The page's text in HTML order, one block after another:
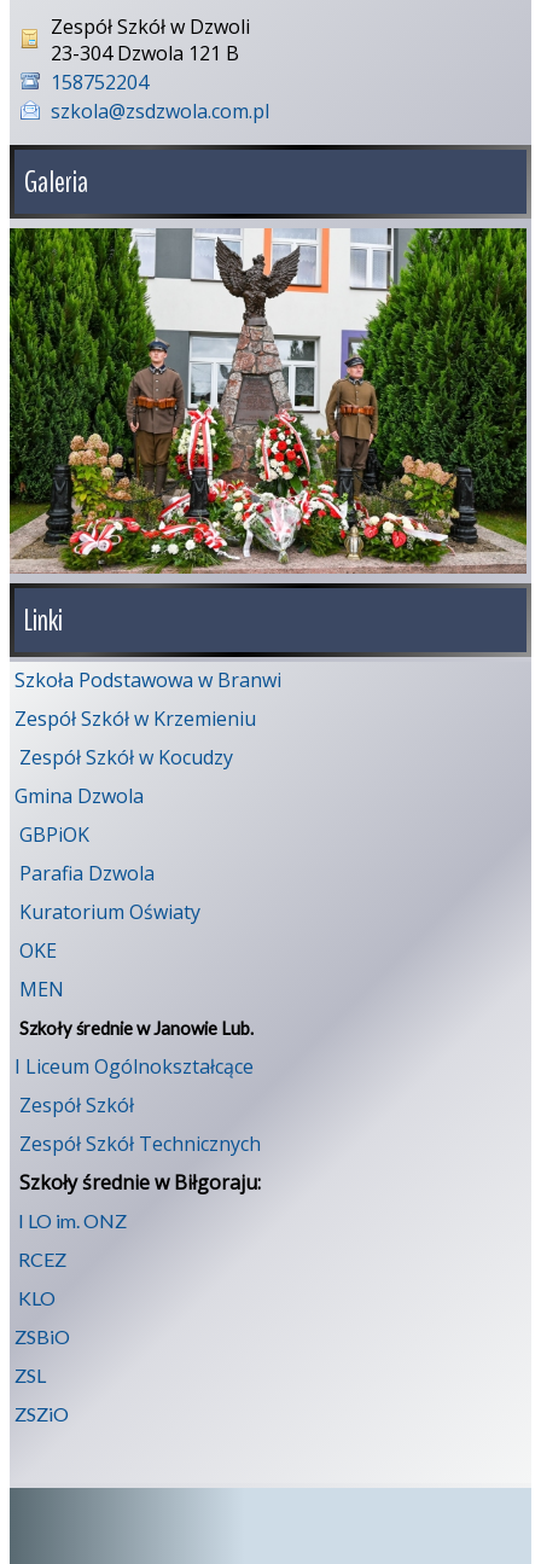
Zespół Szkół w Dzwoli
23-304 Dzwola 121 B
158752204
szkola@zsdzwola.com.pl
Galeria
Linki
Szkoła Podstawowa w Branwi
Zespół Szkół w Krzemieniu
Zespół Szkół w Kocudzy
Gmina Dzwola
GBPiOK
Parafia Dzwola
Kuratorium Oświaty
OKE
MEN
Szkoły średnie w Janowie Lub.
I Liceum Ogólnokształcące
Zespół Szkół
Zespół Szkół Technicznych
Szkoły średnie w Biłgoraju:
I LO im. ONZ
RCEZ
KLO
ZSBiO
ZSL
ZSZiO